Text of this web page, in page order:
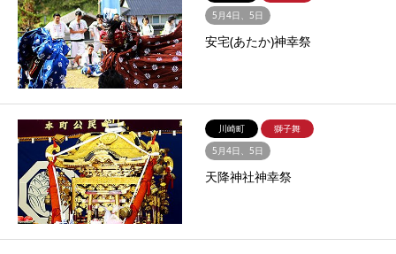
5月4日、5日
安宅(あたか)神幸祭
川崎町
獅子舞
5月4日、5日
天降神社神幸祭